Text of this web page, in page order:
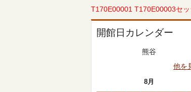
T170E00001 T170E00003セ
開館日カレンダー
熊谷
他を
8月